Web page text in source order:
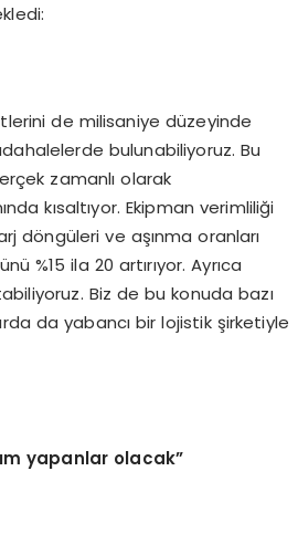
de milisaniye düzeyinde
bulunabiliyoruz. Bu
zamanlı olarak
kısaltıyor. Ekipman verimliliği
döngüleri ve aşınma oranları
%15 ila 20 artırıyor. Ayrıca
Biz de bu konuda bazı
da yabancı bir lojistik şirketiyle
yapanlar olacak”